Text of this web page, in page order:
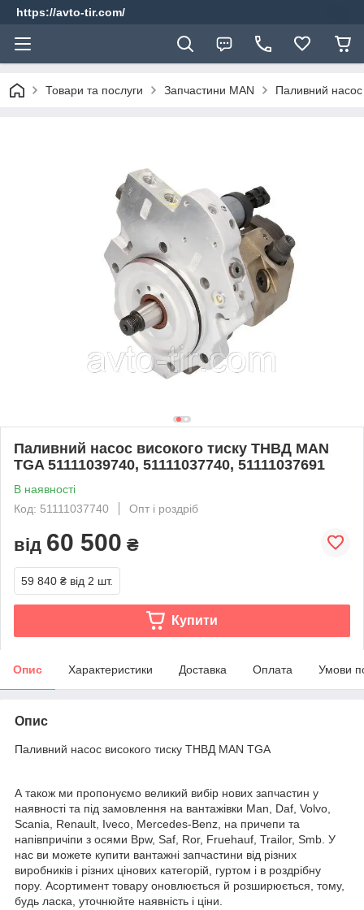
https://avto-tir.com/
Товари та послуги Запчастини MAN Паливний
Паливний насос високого тиску ТНВД MAN
TGA 51111039740, 51111037740, 51111037691
В наявності
Код: 51111037740
Опт і роздріб
від 60 500 ₴
59 840 ₴ від 2 шт.
Купити
Опис Характеристики Доставка Оплата Умови
Опис
Паливний насос високого тиску ТНВД MAN TGA
А також ми пропонуємо великий вибір нових запчастин у
наявності та під замовлення на вантажівки Man, Daf, Volvo,
Scania, Renault, Iveco, Mercedes-Benz, на причепи та
напівпричіпи з осями Bpw, Saf, Ror, Fruehauf, Trailor, Smb. У
нас ви можете купити вантажні запчастини від різних
виробників і різних цінових категорій, гуртом і в роздрібну
пору. Асортимент товару оновлюється й розширюється, тому,
будь ласка, уточнюйте наявність і ціни.